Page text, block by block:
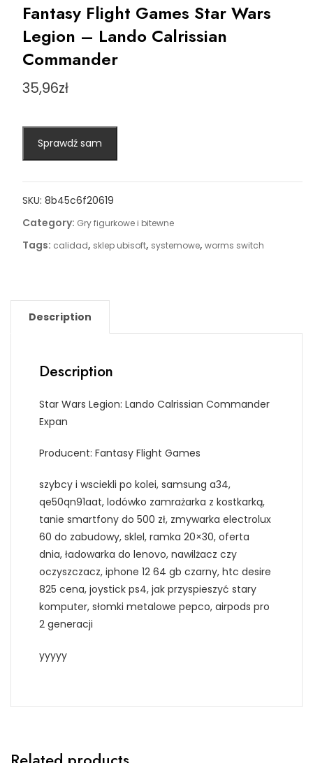
Fantasy Flight Games Star Wars
Legion – Lando Calrissian
Commander
35,96zł
Sprawdź sam
SKU: 8b45c6f20619
Category: Gry figurkowe i bitewne
Tags: calidad, sklep ubisoft, systemowe, worms switch
Description
Description
Star Wars Legion: Lando Calrissian Commander
Expan
Producent: Fantasy Flight Games
szybcy i wsciekli po kolei, samsung a34,
qe50qn91aat, lodówko zamrażarka z kostkarką,
tanie smartfony do 500 zł, zmywarka electrolux
60 do zabudowy, sklel, ramka 20×30, oferta
dnia, ładowarka do lenovo, nawilżacz czy
oczyszczacz, iphone 12 64 gb czarny, htc desire
825 cena, joystick ps4, jak przyspieszyć stary
komputer, słomki metalowe pepco, airpods pro
2 generacji
yyyyy